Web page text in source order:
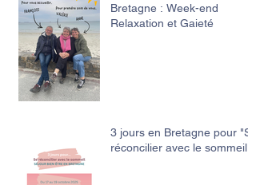
Bretagne : Week-end
Relaxation et Gaieté
3 jours en Bretagne pour "Se
réconcilier avec le sommeil"